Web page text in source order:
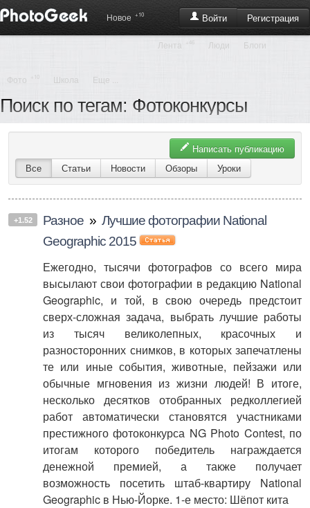
Войти Регистрация
Новое +10
Лента +46 Люди Блоги
Фото Школа Еще ...
Поиск по тегам: Фотоконкурсы
Написать публикацию
Все
Статьи Новости Обзоры Уроки
+1.52 Разное » Лучшие фотографии National
Geographic 2015
Ежегодно, тысячи фотографов со всего мира
высылают свои фотографии в редакцию National
Geographic, и той, в свою очередь предстоит
сверх-сложная задача, выбрать лучшие работы
из тысяч великолепных, красочных и
разносторонних снимков, в которых запечатлены
те или иные события, животные, пейзажи или
обычные мгновения из жизни людей! В итоге,
несколько десятков отобранных редколлегией
работ автоматически становятся участниками
престижного фотоконкурса NG Photo Contest, по
итогам которого победитель награждается
денежной премией, а также получает
возможность посетить штаб-квартиру National
Geographic в Нью-Йорке. 1-е место: Шёпот кита